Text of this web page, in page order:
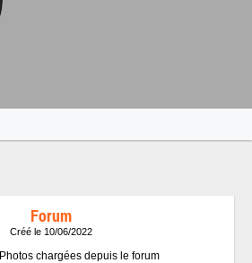
Forum
Créé le 10/06/2022
Photos chargées depuis le forum